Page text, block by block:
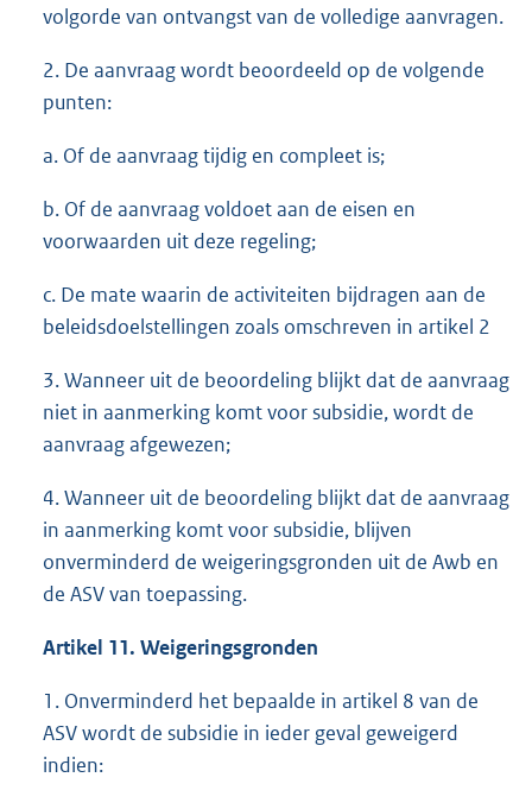
volgorde van ontvangst van de volledige aanvragen.
2. De aanvraag wordt beoordeeld op de volgende
punten:
a. Of de aanvraag tijdig en compleet is;
b. Of de aanvraag voldoet aan de eisen en
voorwaarden uit deze regeling;
c. De mate waarin de activiteiten bijdragen aan de
beleidsdoelstellingen zoals omschreven in artikel 2
3. Wanneer uit de beoordeling blijkt dat de aanvraag
niet in aanmerking komt voor subsidie, wordt de
aanvraag afgewezen;
4. Wanneer uit de beoordeling blijkt dat de aanvraag
in aanmerking komt voor subsidie, blijven
onverminderd de weigeringsgronden uit de Awb en
de ASV van toepassing.
Artikel 11. Weigeringsgronden
1. Onverminderd het bepaalde in artikel 8 van de
ASV wordt de subsidie in ieder geval geweigerd
indien: